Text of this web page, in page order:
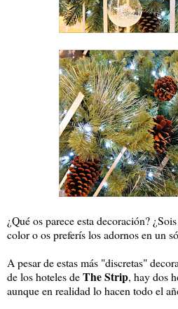
¿Qué os parece esta decoración?
color o os preferís los adornos en un
A pesar de estas más "discretas"
de los hoteles deThe Strip, hay dos
aunque en realidad lo hacen todo el